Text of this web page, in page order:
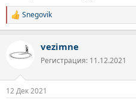
Р
е
ц
Snegovik
vezimne
Регистрация: 11.12.2021
12 Дек 2021